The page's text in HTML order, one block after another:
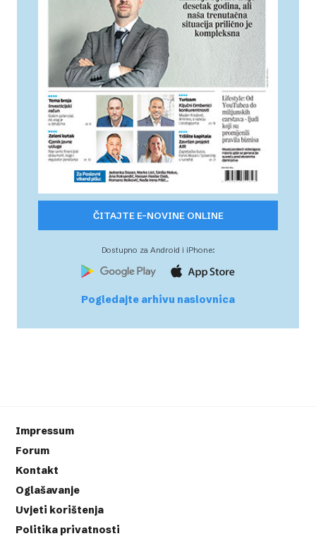
ČITAJTE E-NOVINE ONLINE
Dostupno za Android i iPhone:
Pogledajte arhivu naslovnica
Impressum
Forum
Kontakt
Oglašavanje
Uvjeti korištenja
Politika privatnosti